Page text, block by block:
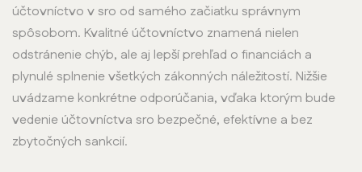
účtovníctvo v sro od samého začiatku správnym
spôsobom. Kvalitné účtovníctvo znamená nielen
odstránenie chýb, ale aj lepší prehľad o financiách a
plynulé splnenie všetkých zákonných náležitostí. Nižšie
uvádzame konkrétne odporúčania, vďaka ktorým bude
vedenie účtovníctva sro bezpečné, efektívne a bez
zbytočných sankcií.